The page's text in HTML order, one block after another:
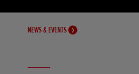
NEWS & EVENTS